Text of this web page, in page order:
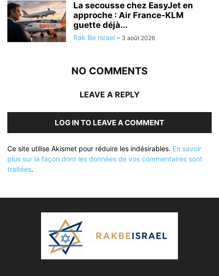
La secousse chez EasyJet en
approche : Air France-KLM
guette déjà...
Rak Be Israel - 3 août 2026
NO COMMENTS
LEAVE A REPLY
LOG IN TO LEAVE A COMMENT
Ce site utilise Akismet pour réduire les indésirables. En savoir
plus sur la façon dont les données de vos commentaires sont
traitées.